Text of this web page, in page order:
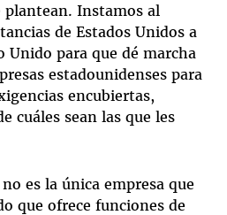
plantean. Instamos al
de Estados Unidos a
Unido para que dé marcha
estadounidenses para
encubiertas,
cuáles sean las que les
es la única empresa que
que ofrece funciones de